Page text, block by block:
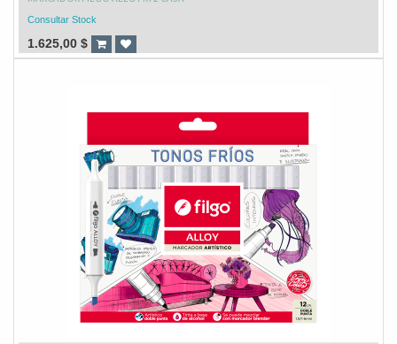
Consultar Stock
1.625,00 $